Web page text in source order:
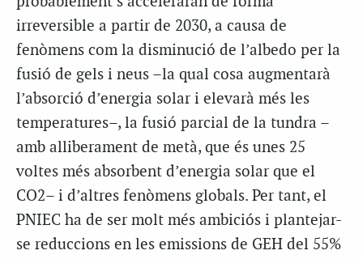
irreversible a partir de 2030, a causa de
fenòmens com la disminució de l’albedo per la
fusió de gels i neus –la qual cosa augmentarà
l’absorció d’energia solar i elevarà més les
temperatures–, la fusió parcial de la tundra –
amb alliberament de metà, que és unes 25
voltes més absorbent d’energia solar que el
CO2– i d’altres fenòmens globals. Per tant, el
PNIEC ha de ser molt més ambiciós i plantejar-
se reduccions en les emissions de GEH del 55%